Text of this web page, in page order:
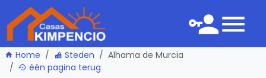
Home Steden
Alhama de Murcia
één pagina terug